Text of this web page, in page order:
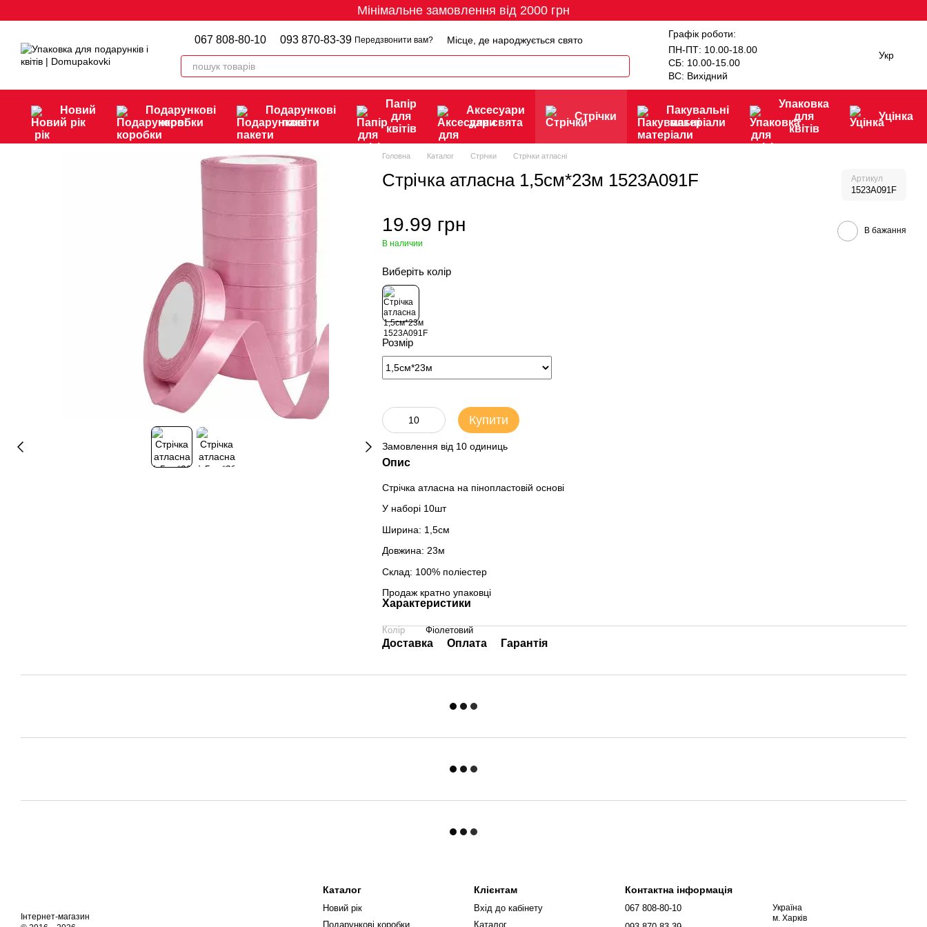
Мінімальне замовлення від 2000 грн
067 808-80-10 093 870-83-39 Передзвонити вам? Місце, де народжується свято
Графік роботи:
ПН-ПТ: 10.00-18.00
СБ: 10.00-15.00
ВС: Вихідний
Укр
Новий
рік
Подарункові
коробки
Подарункові
пакети
Папір
для
квітів
Аксесуари
для свята
Стрічки
Пакувальні
матеріали
Упаковка
для
квітів
Уцінка
Головна Каталог Стрічки Стрічки атласні
Стрічка атласна 1,5см*23м 1523A091F Артикул
1523A091F
19.99 грн
В наличии
В бажання
Виберіть колір
Розмір
Купити
Замовлення від 10 одиниць
Опис
Стрічка атласна на пінопластовій основі
У наборі 10шт
Ширина: 1,5см
Довжина: 23м
Склад: 100% поліестер
Продаж кратно упаковці
Характеристики
Колір Фіолетовий
Доставка Оплата Гарантія
Інтернет-магазин
Каталог
Новий рік
Подарункові коробки
Клієнтам
Вхід до кабінету
Каталог
Контактна інформація
067 808-80-10
Україна
м. Харків